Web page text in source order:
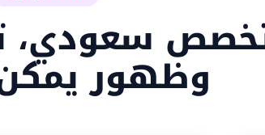
سعودي،
وظهور